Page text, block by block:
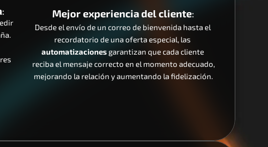
: Mejor experiencia del cliente:
Desde el envío de un correo de bienvenida hasta el
automatizaciones garantizan que cada cliente
reciba el mensaje correcto en el momento adecuado,
mejorando la relación y aumentando la fidelización.